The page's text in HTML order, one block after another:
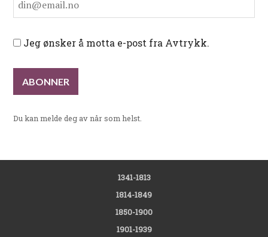
Jeg ønsker å motta e-post fra Avtrykk.
Du kan melde deg av når som helst.
1341-1813
1814-1849
1850-1900
1901-1939